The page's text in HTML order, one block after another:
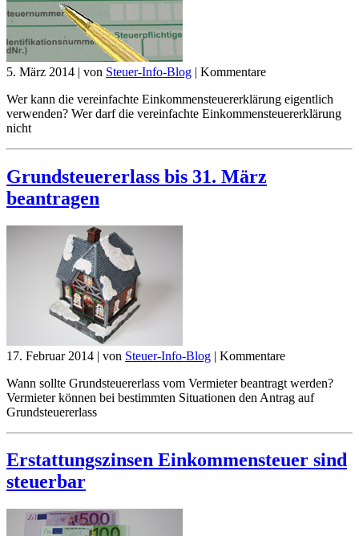
5. März 2014 | von Steuer-Info-Blog | Kommentare
Wer kann die vereinfachte Einkommensteuererklärung eigentlich
verwenden? Wer darf die vereinfachte Einkommensteuererklärung
nicht
Grundsteuererlass bis 31. März
beantragen
17. Februar 2014 | von Steuer-Info-Blog | Kommentare
Wann sollte Grundsteuererlass vom Vermieter beantragt werden?
Vermieter können bei bestimmten Situationen den Antrag auf
Grundsteuererlass
Erstattungszinsen Einkommensteuer sind
steuerbar